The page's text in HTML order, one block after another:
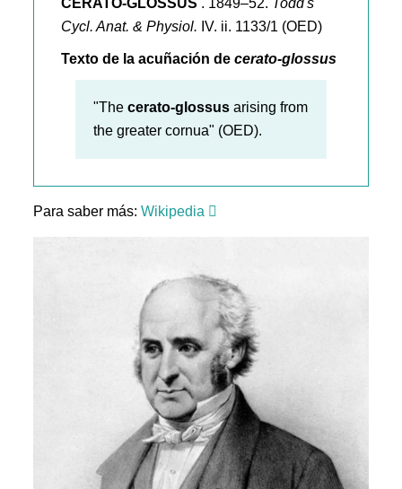
CERATO-GLOSSUS . 1849–52. Todd's
Cycl. Anat. & Physiol. IV. ii. 1133/1 (OED)
Texto de la acuñación decerato-glossus
"The cerato-glossusarising from
the greater cornua" (OED).
Para saber más:Wikipedia